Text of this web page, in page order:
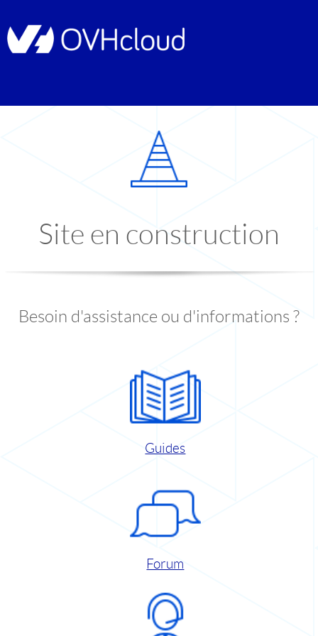
Site en construction
Besoin d'assistance ou d'informations ?
Guides
Forum